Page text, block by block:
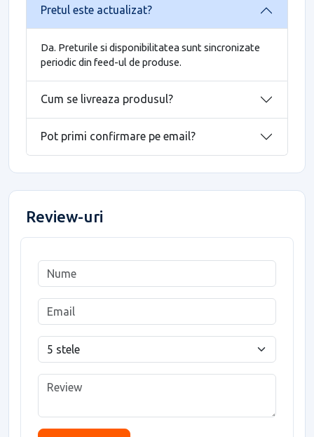
Pretul este actualizat?
Da. Preturile si disponibilitatea sunt sincronizate
periodic din feed-ul de produse.
Cum se livreaza produsul?
Pot primi confirmare pe email?
Review-uri